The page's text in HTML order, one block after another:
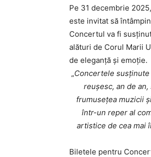
Pe 31 decembrie
este invitat să
Concertul va fi
alături de Corul Marii
de eleganță și emoție.
„Concertele
reușesc, an de
frumusețea muzicii
într-un reper al
artistice de cea mai
Biletele pentru